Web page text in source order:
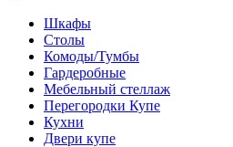
Шкафы
Столы
Комоды/Тумбы
Гардеробные
Мебельный стеллаж
Перегородки Купе
Кухни
Двери купе